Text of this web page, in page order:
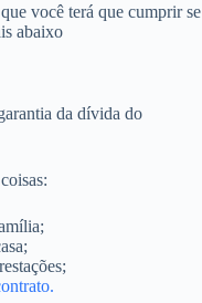
você terá que cumprir se
abaixo
da dívida do